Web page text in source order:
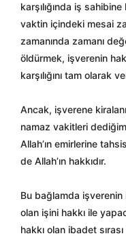
karşılığında iş
vaktin içindeki mesai
zamanında zamanı
öldürmek, işverenin
karşılığını tam olarak
Ancak, işverene
namaz vakitleri
Allah’ın emirlerine
de Allah’ın hakkıdır.
Bu bağlamda işverenin
olan işini hakkı ile
hakkı olan ibadet